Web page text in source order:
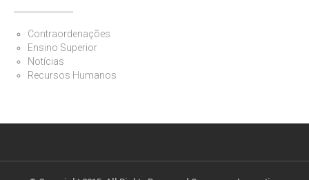
Contraordenações
Ensino Superior
Notícias
Recursos Humanos